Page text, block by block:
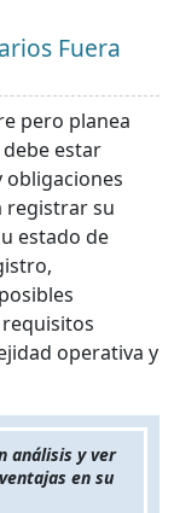
Fuera
pero planea
estar
registrar su
estado de
operativa y
análisis y ver
en su